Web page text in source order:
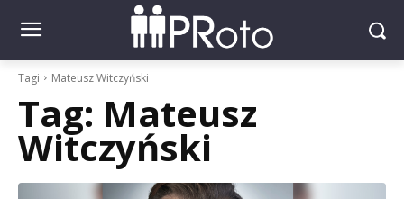
Tagi Mateusz Witczyński
Tag: Mateusz
Witczyński